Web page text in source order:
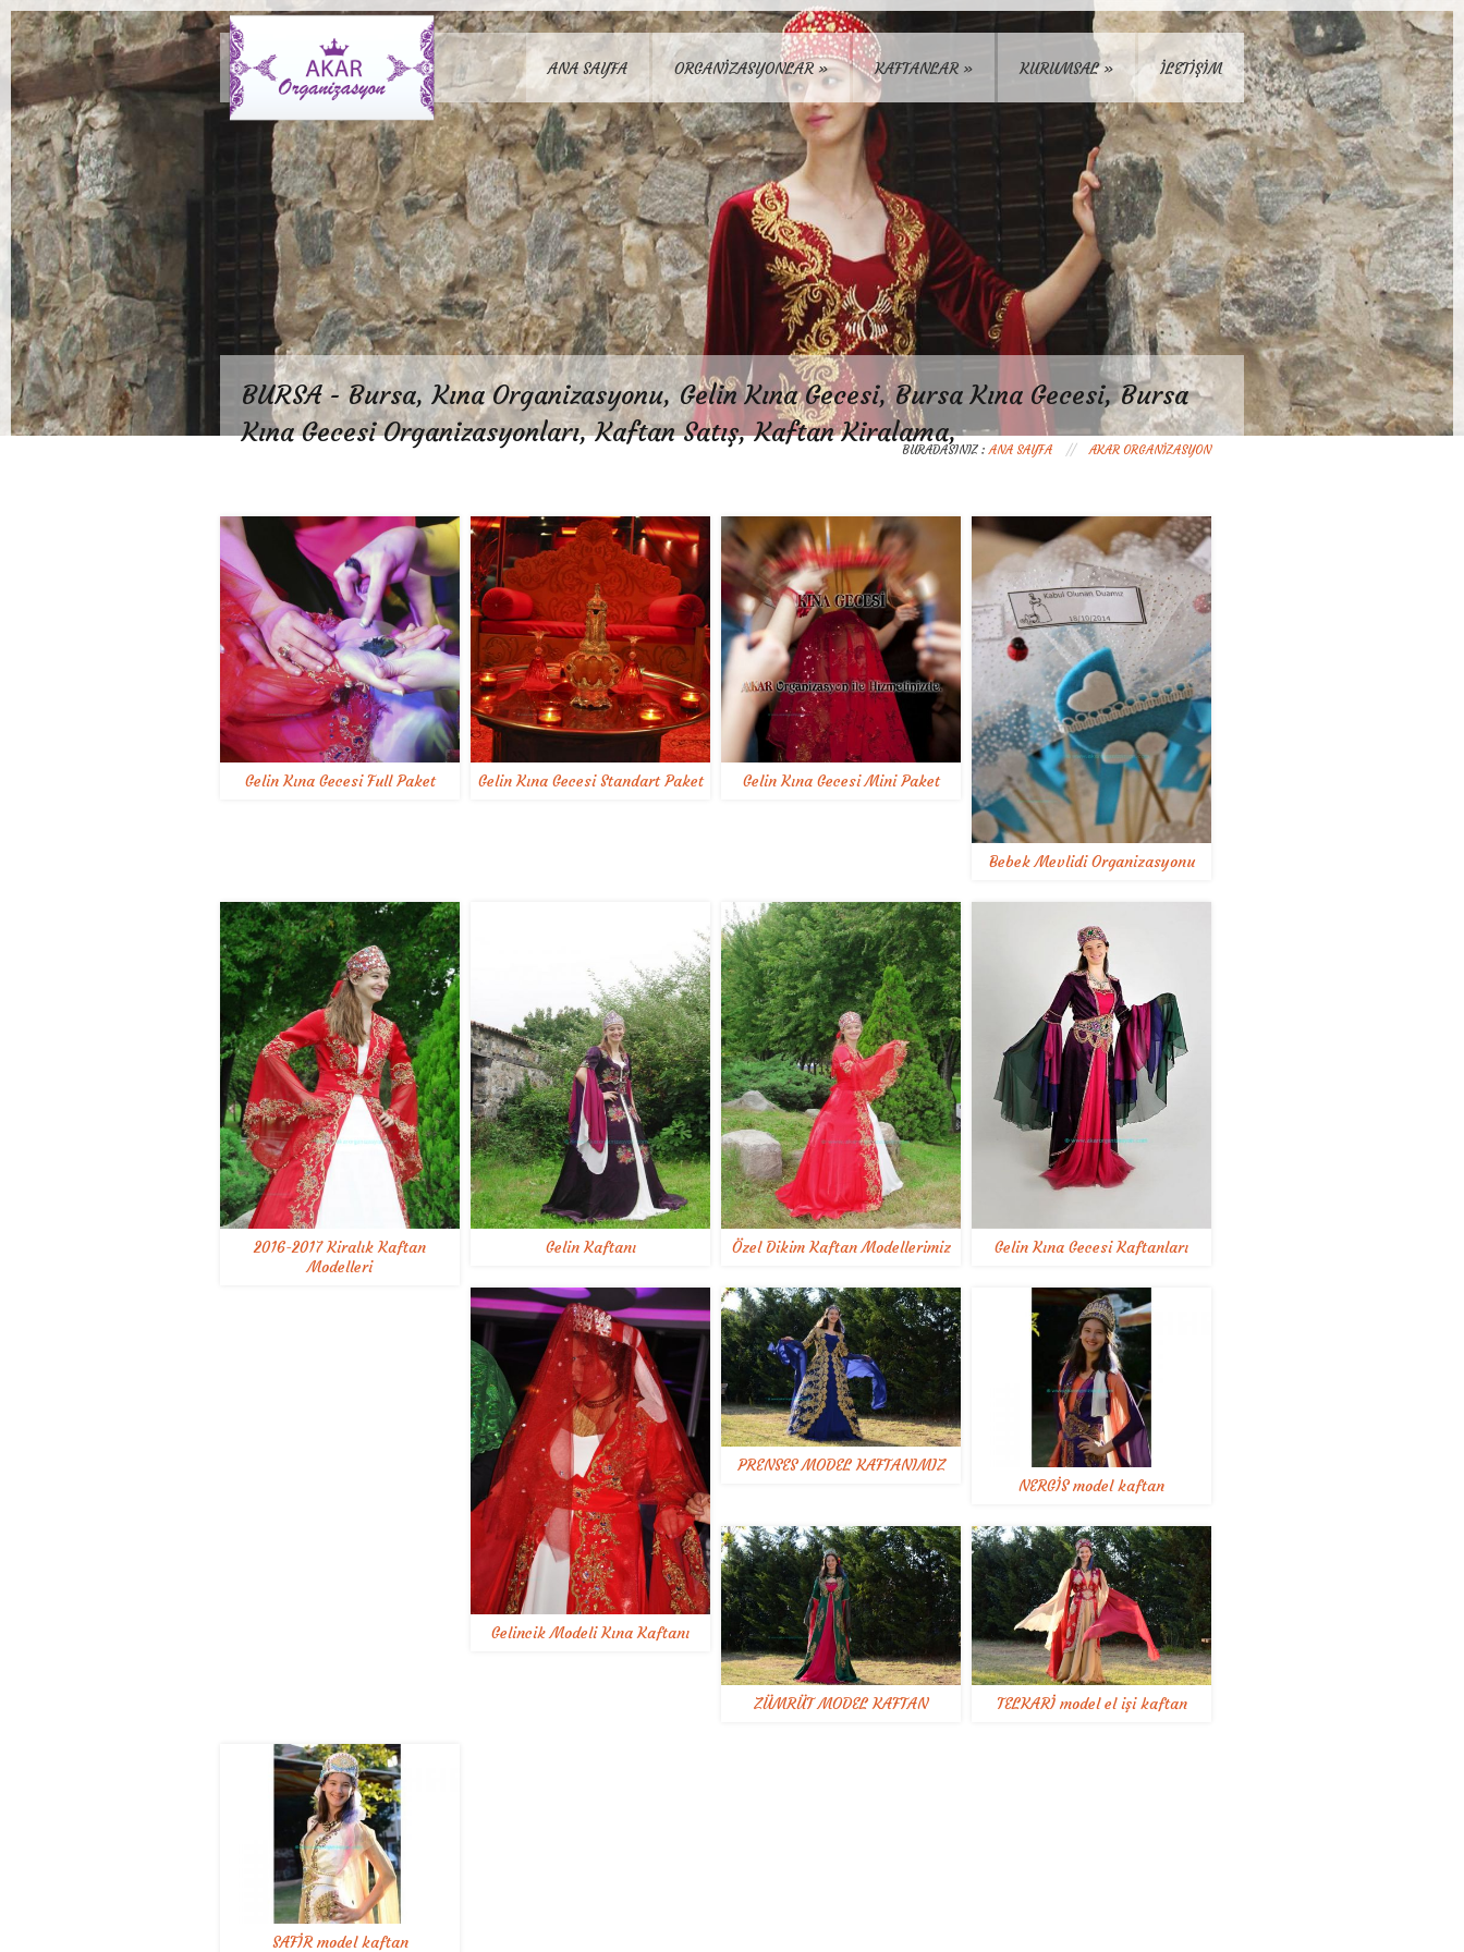
ANA SAYFA ORGANİZASYONLAR » KAFTANLAR » KURUMSAL» İLETİŞİM
BURSA - Bursa, Kına Organizasyonu, Gelin Kına Gecesi, Bursa Kına Gecesi, Bursa
Kına Gecesi Organizasyonları, Kaftan Satış, Kaftan Kiralama,
BURADASINIZ :ANA SAYFA // AKAR ORGANIZASYON
Gelin Kına Gecesi Full Paket Gelin Kına Gecesi Standart Paket Gelin Kına Gecesi Mini Paket
Bebek Mevlidi Organizasyonu
2016-2017 Kiralık Kaftan
Modelleri
Gelin Kaftanı Özel Dikim Kaftan Modellerimiz Gelin Kına Gecesi Kaftanları
Gelincik Modeli Kına Kaftanı
PRENSES MODEL KAFTANIMIZ
NERGİS model kaftan
ZÜMRÜT MODEL KAFTAN TELKARİ model el işi kaftan
SAFİR model kaftan